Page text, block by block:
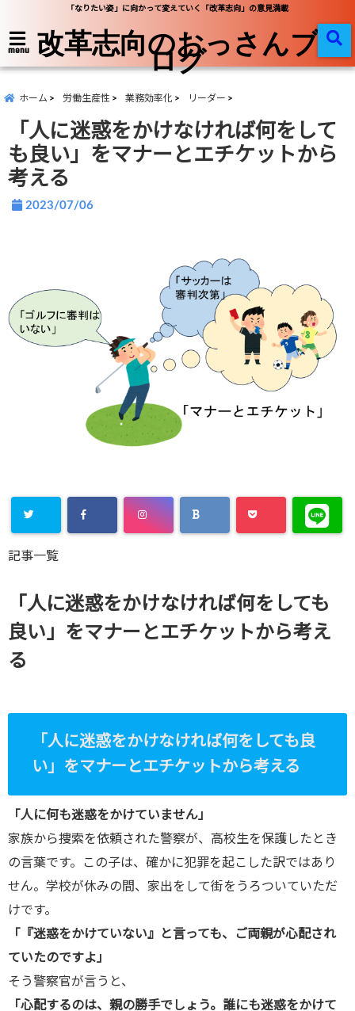
「なりたい姿」に向かって変えていく「改革志向」の意見満載
menu 改革志向のおっさんブ
ログ
ホーム 労働生産性 業務効率化 リーダー
「人に迷惑をかけなければ何をして
も良い」をマナーとエチケットから
考える
2023/07/06
array key
72901/kaik
/public_htm
l/wp-
content/plu
gins/sns-
count-
記事一覧
「人に迷惑をかけなければ何をしても
良い」をマナーとエチケットから考え
る
「人に迷惑をかけなければ何をしても良
い」をマナーとエチケットから考える
「人に何も迷惑をかけていません」
家族から捜索を依頼された警察が、高校生を保護したとき
の言葉です。この子は、確かに犯罪を起こした訳ではあり
せん。学校が休みの間、家出をして街をうろついていただ
けです。
「『迷惑をかけていない』と言っても、ご両親が心配され
ていたのですよ」
そう警察官が言うと、
「心配するのは、親の勝手でしょう。誰にも迷惑をかけて